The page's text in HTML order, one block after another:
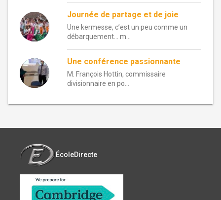
Journée de partage et de joie
Une kermesse, c’est un peu comme un
débarquement… m...
Une conférence passionnante
M. François Hottin, commissaire
divisionnaire en po...
ÉcoleDirecte